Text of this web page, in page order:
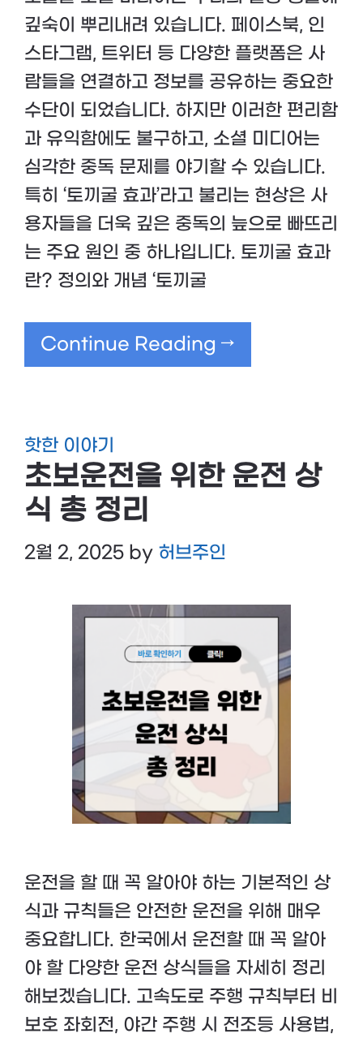
깊숙이 뿌리내려 있습니다. 페이스북, 인
스타그램, 트위터 등 다양한 플랫폼은 사
람들을 연결하고 정보를 공유하는 중요한
수단이 되었습니다. 하지만 이러한 편리함
과 유익함에도 불구하고, 소셜 미디어는
심각한 중독 문제를 야기할 수 있습니다.
특히 ‘토끼굴 효과’라고 불리는 현상은 사
용자들을 더욱 깊은 중독의 늪으로 빠뜨리
는 주요 원인 중 하나입니다. 토끼굴 효과
란? 정의와 개념 ‘토끼굴
Continue Reading →
핫한 이야기
초보운전을 위한 운전 상
식 총 정리
2월 2, 2025 by 허브주인
운전을 할 때 꼭 알아야 하는 기본적인 상
식과 규칙들은 안전한 운전을 위해 매우
중요합니다. 한국에서 운전할 때 꼭 알아
야 할 다양한 운전 상식들을 자세히 정리
해보겠습니다. 고속도로 주행 규칙부터 비
보호 좌회전, 야간 주행 시 전조등 사용법,